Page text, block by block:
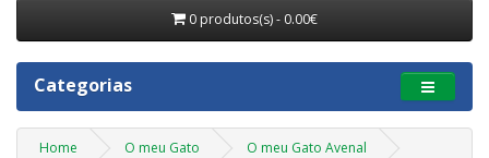
0 produtos(s) - 0.00€
Categorias
Home O meu Gato O meu Gato Avenal